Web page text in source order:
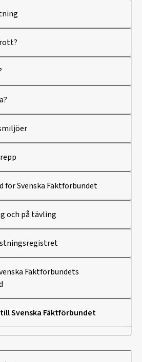
för Svenska Fäktförbundet
och på tävling
Fäktförbundets
Svenska Fäktförbundet